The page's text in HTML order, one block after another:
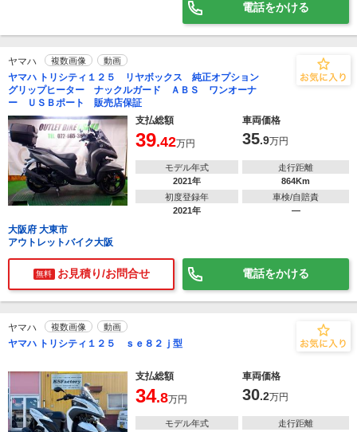
電話をかける
ヤマハ 複数画像 動画
ヤマハ トリシティ１２５ リヤボックス 純正オプション
グリップヒーター ナックルガード ＡＢＳ ワンオーナ
ー ＵＳＢポート 販売店保証
支払総額
車両価格
39.42万円 35.9万円
モデル年式
2021年
走行距離
864Km
初度登録年
2021年
車検/自賠責
―
大阪府 大東市
アウトレットバイク大阪
無料 お見積り/お問合せ 電話をかける
ヤマハ 複数画像 動画
ヤマハ トリシティ１２５ ｓｅ８２ｊ型
支払総額 車両価格
34.8万円 30.2万円
モデル年式 走行距離